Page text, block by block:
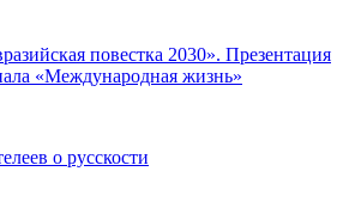
повестка 2030». Презентация
«Международная жизнь»
о русскости